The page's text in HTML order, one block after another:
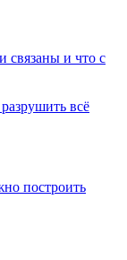
связаны и что с
всё
построить